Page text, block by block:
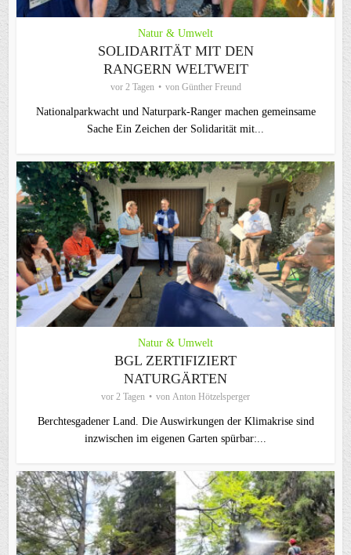
Natur & Umwelt
SOLIDARITÄT MIT DEN
RANGERN WELTWEIT
vor 2 Tagen von Günther Freund
Nationalparkwacht und Naturpark-Ranger machen gemeinsame
Sache Ein Zeichen der Solidarität mit...
Natur & Umwelt
BGL ZERTIFIZIERT
NATURGÄRTEN
vor 2 Tagen von Anton Hötzelsperger
Berchtesgadener Land. Die Auswirkungen der Klimakrise sind
inzwischen im eigenen Garten spürbar:...